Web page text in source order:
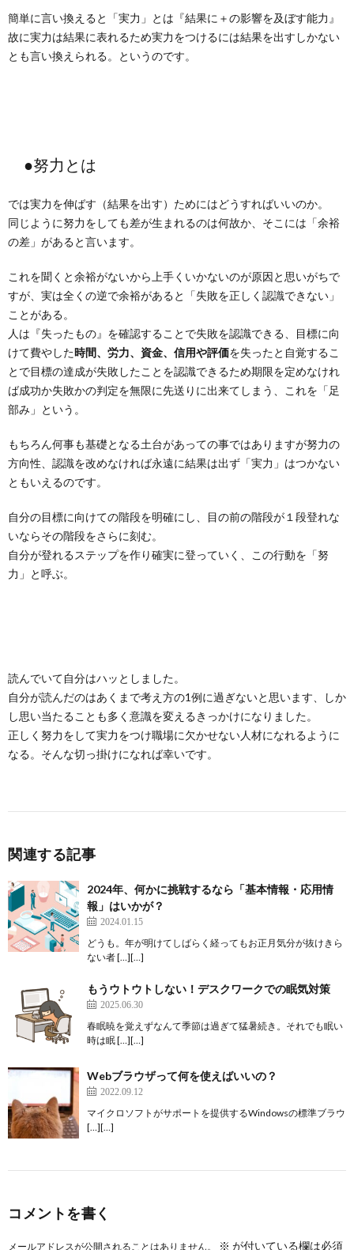
簡単に言い換えると「実力」とは『結果に＋の影響を及ぼす能力』
故に実力は結果に表れるため実力をつけるには結果を出すしかない
とも言い換えられる。というのです。
●努力とは
では実力を伸ばす（結果を出す）ためにはどうすればいいのか。
同じように努力をしても差が生まれるのは何故か、そこには「余裕
の差」があると言います。
これを聞くと余裕がないから上手くいかないのが原因と思いがちで
すが、実は全くの逆で余裕があると「失敗を正しく認識できない」
ことがある。
人は『失ったもの』を確認することで失敗を認識できる、目標に向
けて費やした時間、労力、資金、信用や評価を失ったと自覚するこ
とで目標の達成が失敗したことを認識できるため期限を定めなけれ
ば成功か失敗かの判定を無限に先送りに出来てしまう、これを「足
部み」という。
もちろん何事も基礎となる土台があっての事ではありますが努力の
方向性、認識を改めなければ永遠に結果は出ず「実力」はつかない
ともいえるのです。
自分の目標に向けての階段を明確にし、目の前の階段が１段登れな
いならその階段をさらに刻む。
自分が登れるステップを作り確実に登っていく、この行動を「努
力」と呼ぶ。
読んでいて自分はハッとしました。
自分が読んだのはあくまで考え方の1例に過ぎないと思います、しか
し思い当たることも多く意識を変えるきっかけになりました。
正しく努力をして実力をつけ職場に欠かせない人材になれるように
なる。そんな切っ掛けになれば幸いです。
関連する記事
2024年、何かに挑戦するなら「基本情報・応用情
報」はいかが？
2024.01.15
どうも。年が明けてしばらく経ってもお正月気分が抜けきら
ない者 […][…]
もうウトウトしない！デスクワークでの眠気対策
2025.06.30
春眠暁を覚えずなんて季節は過ぎて猛暑続き。それでも眠い
時は眠 […][…]
Webブラウザって何を使えばいいの？
2022.09.12
マイクロソフトがサポートを提供するWindowsの標準ブラウ
[…][…]
コメントを書く
メールアドレスが公開されることはありません。 ※ が付いている欄は必須